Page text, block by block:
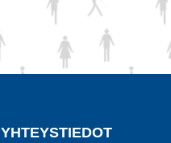
YHTEYSTIEDOT